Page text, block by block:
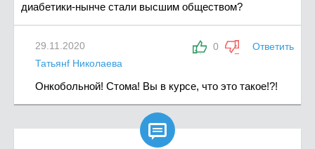
диабетики-нынче стали высшим обществом?
0 Ответить
29.11.2020
Татьянf Николаева
Онкобольной! Стома! Вы в курсе, что это такое!?!
